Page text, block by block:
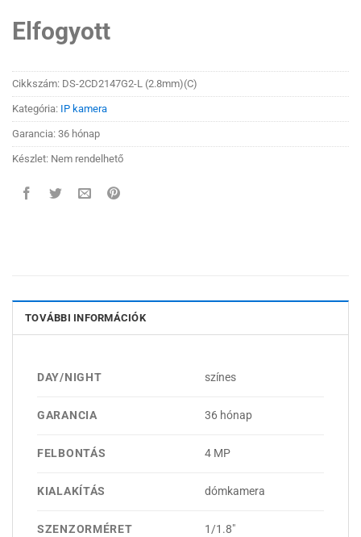
Elfogyott
Cikkszám: DS-2CD2147G2-L (2.8mm)(C)
Kategória: IP kamera
Garancia: 36 hónap
Készlet: Nem rendelhető
TOVÁBBI INFORMÁCIÓK
DAY/NIGHT színes
GARANCIA 36 hónap
FELBONTÁS 4 MP
KIALAKÍTÁS dómkamera
SZENZORMÉRET 1/1.8"